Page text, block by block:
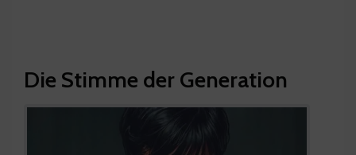
Die Stimme der Generation